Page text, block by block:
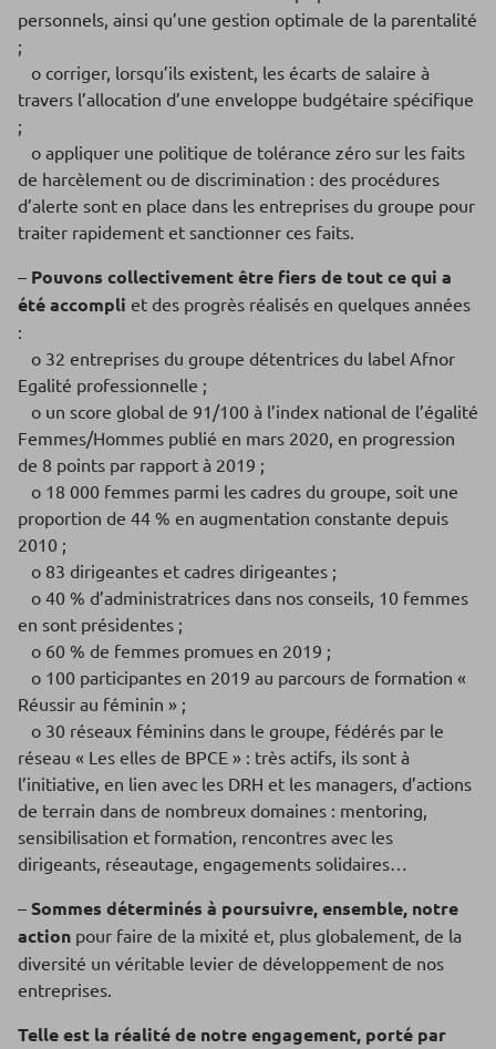
personnels, ainsi qu’une gestion optimale de la parentalité
;
o corriger, lorsqu’ils existent, les écarts de salaire à
travers l’allocation d’une enveloppe budgétaire spécifique
;
o appliquer une politique de tolérance zéro sur les faits
de harcèlement ou de discrimination : des procédures
d’alerte sont en place dans les entreprises du groupe pour
traiter rapidement et sanctionner ces faits.
– Pouvons collectivement être fiers de tout ce qui a
été accompli et des progrès réalisés en quelques années
:
o 32 entreprises du groupe détentrices du label Afnor
Egalité professionnelle ;
o un score global de 91/100 à l’index national de l’égalité
Femmes/Hommes publié en mars 2020, en progression
de 8 points par rapport à 2019 ;
o 18 000 femmes parmi les cadres du groupe, soit une
proportion de 44 % en augmentation constante depuis
2010 ;
o 83 dirigeantes et cadres dirigeantes ;
o 40 % d’administratrices dans nos conseils, 10 femmes
en sont présidentes ;
o 60 % de femmes promues en 2019 ;
o 100 participantes en 2019 au parcours de formation «
Réussir au féminin » ;
o 30 réseaux féminins dans le groupe, fédérés par le
réseau « Les elles de BPCE » : très actifs, ils sont à
l’initiative, en lien avec les DRH et les managers, d’actions
de terrain dans de nombreux domaines : mentoring,
sensibilisation et formation, rencontres avec les
dirigeants, réseautage, engagements solidaires…
– Sommes déterminés à poursuivre, ensemble, notre
action pour faire de la mixité et, plus globalement, de la
diversité un véritable levier de développement de nos
entreprises.
Telle est la réalité de notre engagement, porté par